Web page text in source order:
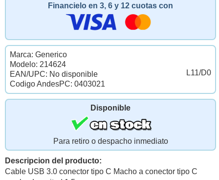
Financielo en 3, 6 y 12 cuotas con
L11/D0
Marca: Generico
Modelo: 214624
EAN/UPC: No disponible
Codigo AndesPC: 0403021
Disponible
Para retiro o despacho inmediato
Descripcion del producto:
Cable USB 3.0 conector tipo C Macho a conector tipo C